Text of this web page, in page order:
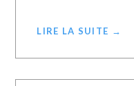
LIRE LA SUITE →